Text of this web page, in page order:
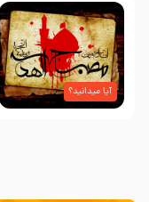
آیا میدانید؟